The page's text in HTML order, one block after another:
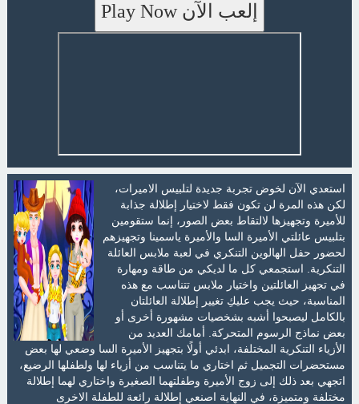
إلعب الآن Play Now
استعدي الآن لخوض تجربة جديدة لتلبيس الاميرات،
لكن هذه المرة لن تكون فقط لاختيار إطلالة جذابة
للأميرة وتجهيزها لالتقاط بعض الصور، إنما ستقومين
بتلبيس عائلتي الأميرة السا والأميرة ياسمينا وتجهيزهم
لحضور حفل الهالوين التنكري في لعبة ملابس العائلة
التنكرية. استجمعي كل ما لديكي من طاقة ومهارة
في تجهيز العائلتين واختيار ملابس تتناسب مع هذه
المناسبة، حيث يجب عليكِ تغيير إطلالة العائلتان
بالكامل ليصبحوا أشبه بشخصيات مشهورة أخرى أو
بعض نماذج الرسوم المتحركة. أمامك العديد من
الأزياء التنكرية المختلفة، ابدئي أولًا بتجهيز الأميرة السا وضعي لها بعض
مستحضرات التجميل ثم اختاري ما يتناسب من أزياء لها ولطفلها الرضيع،
اتجهي بعد ذلك إلى زوج الأميرة وطفلتهما الصغيرة واختاري لهما إطلالة
مختلفة ومتميزة، في النهاية اصنعي إطلالة رائعة للطفلة الاخرى